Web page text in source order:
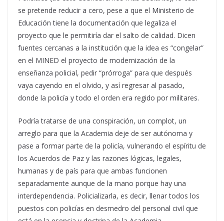
se pretende reducir a cero, pese a que el Ministerio de
Educación tiene la documentación que legaliza el
proyecto que le permitiría dar el salto de calidad. Dicen
fuentes cercanas a la institución que la idea es “congelar”
en el MINED el proyecto de modernización de la
enseñanza policial, pedir “prórroga” para que después
vaya cayendo en el olvido, y así regresar al pasado,
donde la policía y todo el orden era regido por militares.
Podría tratarse de una conspiración, un complot, un
arreglo para que la Academia deje de ser autónoma y
pase a formar parte de la policía, vulnerando el espíritu de
los Acuerdos de Paz y las razones lógicas, legales,
humanas y de país para que ambas funcionen
separadamente aunque de la mano porque hay una
interdependencia. Policializarla, es decir, llenar todos los
puestos con policías en desmedro del personal civil que